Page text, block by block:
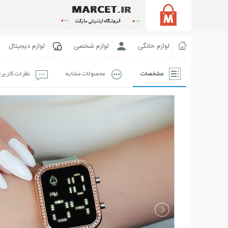
لوازم خانگی لوازم شخصی لوازم دیجیتال
مشخصات محصولات مشابه نظرات